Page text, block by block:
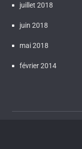
juillet 2018
juin 2018
mai 2018
février 2014